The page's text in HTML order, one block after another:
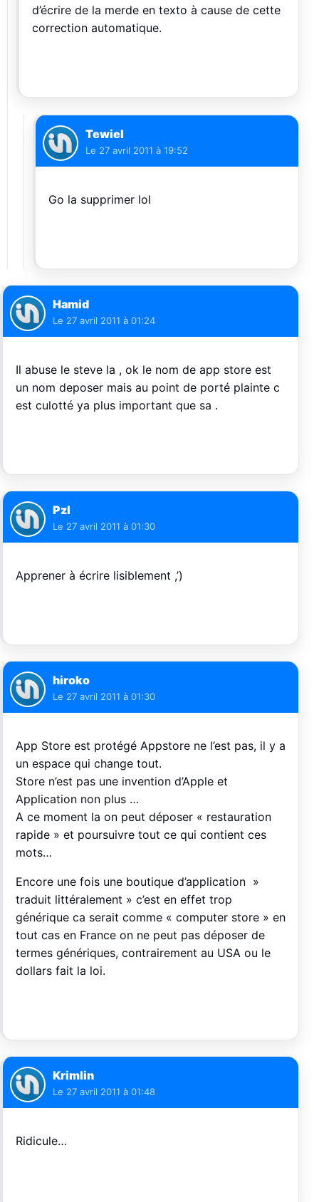
d’écrire de la merde en texto à cause de cette
correction automatique.
Tewiel
Le 27 avril 2011 à 19:52
Go la supprimer lol
Hamid
Le 27 avril 2011 à 01:24
Il abuse le steve la , ok le nom de app store est
un nom deposer mais au point de porté plainte c
est culotté ya plus important que sa .
Pzl
Le 27 avril 2011 à 01:30
Apprener à écrire lisiblement ,’)
hiroko
Le 27 avril 2011 à 01:30
App Store est protégé Appstore ne l’est pas, il y a
un espace qui change tout.
Store n’est pas une invention d’Apple et
Application non plus …
A ce moment la on peut déposer « restauration
rapide » et poursuivre tout ce qui contient ces
mots…
Encore une fois une boutique d’application »
traduit littéralement » c’est en effet trop
générique ca serait comme « computer store » en
tout cas en France on ne peut pas déposer de
termes génériques, contrairement au USA ou le
dollars fait la loi.
Krimlin
Le 27 avril 2011 à 01:48
Ridicule…